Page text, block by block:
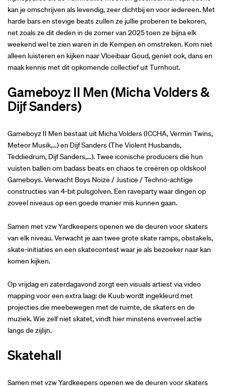
kan je omschrijven als levendig, zeer dichtbij en voor iedereen. Met
harde bars en stevige beats zullen ze jullie proberen te bekoren,
net zoals ze dit deden in de zomer van 2025 toen ze bijna elk
weekend wel te zien waren in de Kempen en omstreken. Kom niet
alleen luisteren en kijken naar Vloeibaar Goud, geniet ook, dans en
maak kennis met dit opkomende collectief uit Turnhout.
Gameboyz II Men (Micha Volders &
Dijf Sanders)
Gameboyz II Men bestaat uit Micha Volders (ICCHA, Vermin Twins,
Meteor Musik,…) en Dijf Sanders (The Violent Husbands,
Teddiedrum, Dijf Sanders,…). Twee iconische producers die hun
vuisten ballen om badass beats en chaos te creëren op oldskool
Gameboys. Verwacht Boys Noize / Justice / Techno-achtige
constructies van 4-bit pulsgolven. Een raveparty waar dingen op
zoveel niveaus op een goede manier mis kunnen gaan.
Samen met vzw Yardkeepers openen we de deuren voor skaters
van elk niveau. Verwacht je aan twee grote skate ramps, obstakels,
skate-initiaties en een skatecontest waar je als bezoeker naar kan
komen kijken.
Op vrijdag en zaterdagavond zorgt een visuals artiest via video
mapping voor een extra laag: de Kuub wordt ingekleurd met
projecties die meebewegen met de ruimte, de skaters en de
muziek. Wie zelf niet skatet, vindt hier minstens evenveel actie
langs de zijlijn.
Skatehall
Samen met vzw Yardkeepers openen we de deuren voor skaters